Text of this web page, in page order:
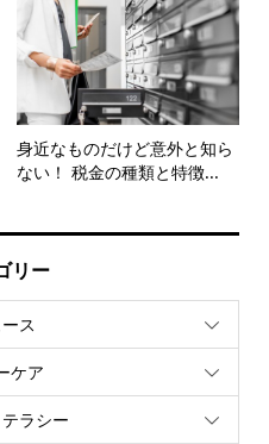
身近なものだけど意外と知ら
ない！ 税金の種類と特徴...
リー
ス
ケア
ラシー